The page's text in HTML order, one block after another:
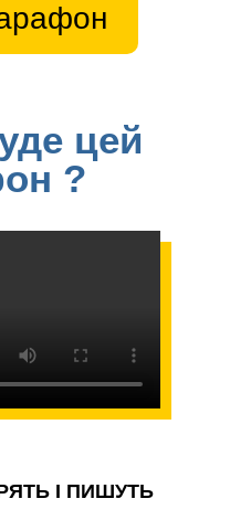
цей
?
І ПИШУТЬ